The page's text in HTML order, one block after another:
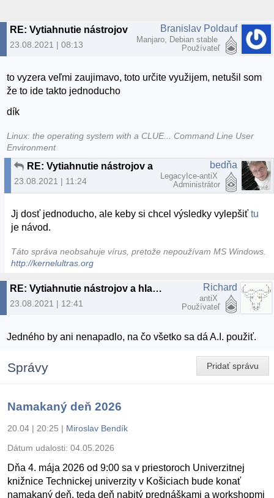
RE: Vytiahnutie nástrojov a hlasu z nahrávky
23.08.2021 | 08:13
Branislav Poldauf
Manjaro, Debian stable
Používateľ
to vyzera veľmi zaujimavo, toto určite využijem, netušil som
že to ide takto jednoducho
dík
Linux: the operating system with a CLUE... Command Line User
Environment
23.08.2021 | 11:24
bedňa
LegacyIce-antiX
Administrátor
Jj dosť jednoducho, ale keby si chcel výsledky vylepšiťtu
je návod.
Táto správa neobsahuje vírus, pretože nepoužívam MS Windows.
http://kernelultras.org
RE: Vytiahnutie nástrojov a hlasu z nahrávky
23.08.2021 | 12:41
Richard
antiX
Používateľ
Jedného by ani nenapadlo, na čo všetko sa dá A.I. použiť.
Pridať správu
Správy
Namakaný deň 2026
20.04 | 20:25 | Miroslav Bendík
Dátum udalosti: 04.05.2026
Dňa 4. mája 2026 od 9:00 sa v priestoroch Univerzitnej
knižnice Technickej univerzity v Košiciach bude konať
namakaný deň, teda deň nabitý prednáškami a workshopmi